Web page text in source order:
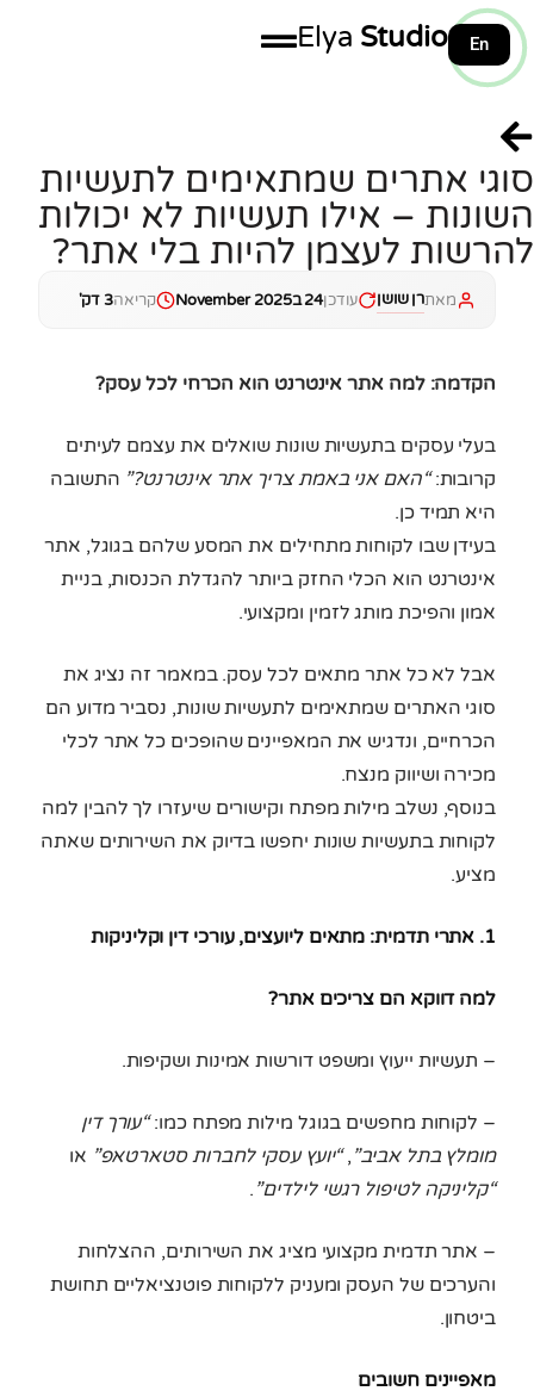
En
Elya Studio 100%
סוגי אתרים שמתאימים לתעשיות
השונות – אילו תעשיות לא יכולות
להרשות לעצמן להיות בלי אתר?
מאתרן שושן עודכן24 בNovember 2025 קריאה3 דק'
הקדמה: למה אתר אינטרנט הוא הכרחי לכל עסק?
בעלי עסקים בתעשיות שונות שואלים את עצמם לעיתים
קרובות:“האם אני באמת צריך אתר אינטרנט?” התשובה
היא תמיד כן.
בעידן שבו לקוחות מתחילים את המסע שלהם בגוגל, אתר
אינטרנט הוא הכלי החזק ביותר להגדלת הכנסות, בניית
אמון והפיכת מותג לזמין ומקצועי.
אבל לא כל אתר מתאים לכל עסק. במאמר זה נציג את
סוגי האתרים שמתאימים לתעשיות שונות, נסביר מדוע הם
הכרחיים, ונדגיש את המאפיינים שהופכים כל אתר לכלי
מכירה ושיווק מנצח.
בנוסף, נשלב מילות מפתח וקישורים שיעזרו לך להבין למה
לקוחות בתעשיות שונות יחפשו בדיוק את השירותים שאתה
מציע.
1. אתרי תדמית: מתאים ליועצים, עורכי דין וקליניקות
למה דווקא הם צריכים אתר?
– תעשיות ייעוץ ומשפט דורשות אמינות ושקיפות.
– לקוחות מחפשים בגוגל מילות מפתח כמו:“עורך דין
מומלץ בתל אביב” ,“יועץ עסקי לחברות סטארטאפ” או
“קליניקה לטיפול רגשי לילדים” .
– אתר תדמית מקצועי מציג את השירותים, ההצלחות
והערכים של העסק ומעניק ללקוחות פוטנציאליים תחושת
ביטחון.
מאפיינים חשובים